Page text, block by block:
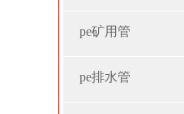
pe矿用管
pe排水管